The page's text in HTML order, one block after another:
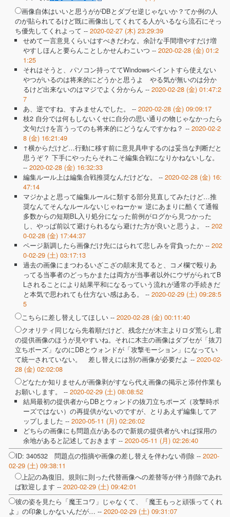
画像自体はいいと思うががDBとダブセ逆じゃないか？てか例の人
のが貼られてるけど既に画像出してくれてる人がいるなら流石にそっ
ち優先してくれよって -- 2020-02-27 (木) 23:29:39
せめて一言意見くらいはすべきだわな。余計な手間増やすだけ増
やすしほんと要らんことしかせんわこいつ -- 2020-02-28 (金) 01:2
1:25
それはそうと、パソコン持っててWindowsペイントすら使えない
やつがいるのは将来的にどうかと思うよ やる気が無いのは分か
るけど出来ないのはマジでよく分からん -- 2020-02-28 (金) 01:47:2
7
あ、逆ですね、すみませんでした。 -- 2020-02-28 (金) 09:09:17
枝2 自分では何もしないくせに自分の思い通りの物じゃなかったら
文句だけを言うってのも将来的にどうなんですかね？ -- 2020-02-2
8 (金) 16:21:49
↑横からだけど…行動に移す前に意見具申するのは妥当な判断だと
思うぞ？ 下手にやったらそれこそ編集合戦になりかねないしな。
-- 2020-02-28 (金) 16:32:33
編集ルール上は編集合戦推奨なんだけどな。 -- 2020-02-28 (金) 16:
47:14
マジかよと思って編集ルールに類する部分見直してみたけど…推
奨なんてそんなルールないじゃねーかｗ 逆にあまりに酷くて通報
多数からの短期BL入り処分になった前例がログから見つかった
し、やっぱ前以て避けられるなら避けた方が良いと思うよ。 -- 202
0-02-28 (金) 17:44:37
ページ新調したら画像だけ先にはられて悲しみを背負ったか -- 202
0-02-29 (土) 03:17:13
過去の画像にまつわるいざこざの顛末見てると、コメ欄で殴りあ
ってる当事者のどっちかまたは両方が当事者以外にウザがられてB
Lされることにより結果平和になるっていう流れが通常の手続きだ
と本気で思われても仕方ない感はある。 -- 2020-02-29 (土) 09:28:5
5
こちらに差し替えしてほしい -- 2020-02-28 (金) 00:11:40
クオリティ同じなら先着順だけど、残念だが木主よりロダ荒らし君
の提供画像のほうが見やすいね。それに木主の画像はダブセが「抜刀
立ちポーズ」なのにDBとウォンドが「攻撃モーション」になってい
て統一されていない。 差し替えには別の画像が必要だよ -- 2020-02-
28 (金) 02:02:08
どなたか知りませんが画像剥がすなら代え画像の掲示と添付作業も
お願いします。 -- 2020-02-29 (土) 08:08:52
結局最初の提供者からDBとウォンドの抜刀立ちポーズ（攻撃時ポ
ーズではない）の再提供がないのですが、とりあえず編集してア
ップしました -- 2020-05-11 (月) 02:26:02
どちらの画像にも問題点があるので新規の提供者がいれば採用の
余地があると記述しておきます -- 2020-05-11 (月) 02:26:40
ID: 340532 問題点の指摘や画像の差し替えを伴わない削除 -- 2020-
02-29 (土) 09:38:11
上記の為復旧。規則に則った代替画像への差替等が伴う削除であれ
ば歓迎します -- 2020-02-29 (土) 09:42:01
彼の姿を見たら「魔王コワ」じゃなくて、「魔王もっと頑張ってくれ
よ」の印象しかないんだが… -- 2020-02-29 (土) 09:31:07